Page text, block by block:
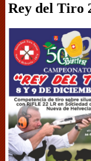
Rey del Tiro